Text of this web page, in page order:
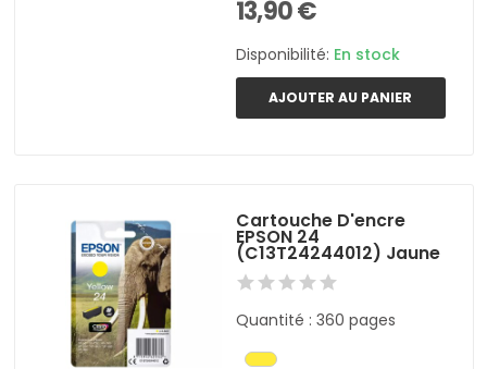
13,90 €
Disponibilité: En stock
AJOUTER AU PANIER
Cartouche D'encre
EPSON 24
(C13T24244012) Jaune
Quantité : 360 pages